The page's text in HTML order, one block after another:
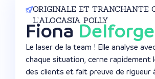
ORIGINALE ET TRANCHANTE
L’ALOCASIA POLLY
Fiona Delforge
Le laser de la team ! Elle analyse
chaque situation, cerne rapidement
des clients et fait preuve de rigueur